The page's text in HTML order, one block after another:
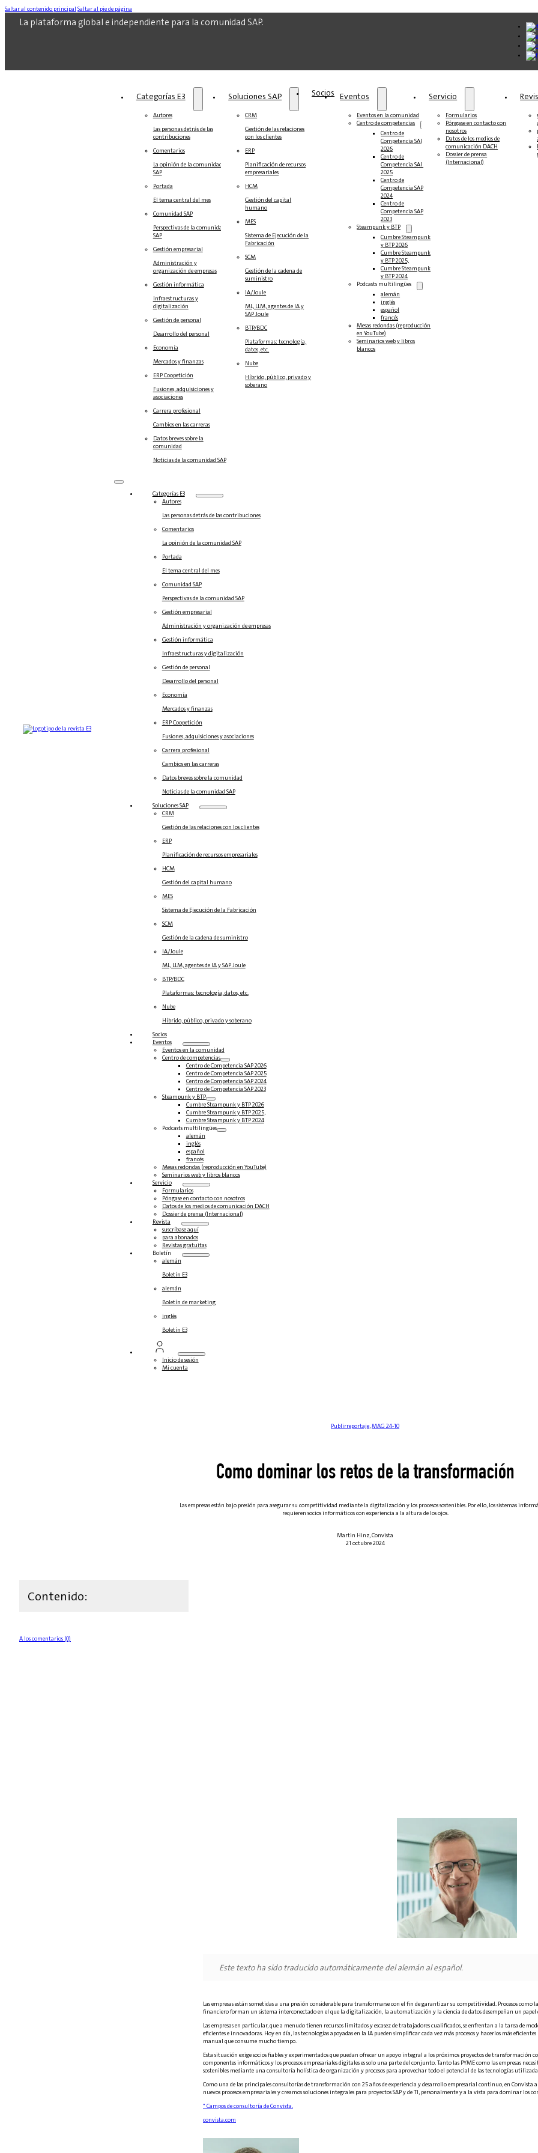
Saltar al contenido principal Saltar al pie de página
La plataforma global e independiente para la comunidad SAP.
Categorías E3
Autores
Las personas detrás de las
contribuciones
Comentarios
La opinión de la comunidad
SAP
Portada
El tema central del mes
Comunidad SAP
Perspectivas de la comunidad
SAP
Gestión empresarial
Administración y
organización de empresas
Gestión informática
Infraestructuras y
digitalización
Gestión de personal
Desarrollo del personal
Economía
Mercados y finanzas
ERP Coopetición
Fusiones, adquisiciones y
asociaciones
Carrera profesional
Cambios en las carreras
Datos breves sobre la
comunidad
Noticias de la comunidad SAP
Soluciones‎‎ SAP
CRM
Gestión de las relaciones
con los clientes
ERP
Planificación de recursos
empresariales
HCM
Gestión del capital
humano
MES
Sistema de Ejecución de la
Fabricación
SCM
Gestión de la cadena de
suministro
IA/Joule
ML, LLM, agentes de IA y
SAP Joule
BTP/BDC
Plataformas: tecnología,
datos, etc.
Nube
Híbrido, público, privado y
soberano
Socios Eventos
Eventos en la comunidad
Centro de competencias
Centro de
Competencia SAP
2026
Centro de
Competencia SAP
2025
Centro de
Competencia SAP
2024
Centro de
Competencia SAP
2023
Steampunk y BTP
Cumbre Steampunk
y BTP 2026
Cumbre Steampunk
y BTP 2025,
Cumbre Steampunk
y BTP 2024
Podcasts multilingües
alemán
inglés
español
francés
Mesas redondas (reproducción
en YouTube)
Seminarios web y libros
blancos
Servicio
Formularios
Póngase en contacto con
nosotros
Datos de los medios de
comunicación DACH
Dossier de prensa
(Internacional)
Categorías E3
Autores
Las personas detrás de las contribuciones
Comentarios
La opinión de la comunidad SAP
Portada
El tema central del mes
Comunidad SAP
Perspectivas de la comunidad SAP
Gestión empresarial
Administración y organización de empresas
Gestión informática
Infraestructuras y digitalización
Gestión de personal
Desarrollo del personal
Economía
Mercados y finanzas
ERP Coopetición
Fusiones, adquisiciones y asociaciones
Carrera profesional
Cambios en las carreras
Datos breves sobre la comunidad
Noticias de la comunidad SAP
Soluciones‎‎ SAP
CRM
Gestión de las relaciones con los clientes
ERP
Planificación de recursos empresariales
HCM
Gestión del capital humano
MES
Sistema de Ejecución de la Fabricación
SCM
Gestión de la cadena de suministro
IA/Joule
ML, LLM, agentes de IA y SAP Joule
BTP/BDC
Plataformas: tecnología, datos, etc.
Nube
Híbrido, público, privado y soberano
Socios
Eventos
Eventos en la comunidad
Centro de competencias
Centro de Competencia SAP 2026
Centro de Competencia SAP 2025
Centro de Competencia SAP 2024
Centro de Competencia SAP 2023
Steampunk y BTP
Cumbre Steampunk y BTP 2026
Cumbre Steampunk y BTP 2025,
Cumbre Steampunk y BTP 2024
Podcasts multilingües
alemán
inglés
español
francés
Mesas redondas (reproducción en YouTube)
Seminarios web y libros blancos
Servicio
Formularios
Póngase en contacto con nosotros
Datos de los medios de comunicación DACH
Dossier de prensa (Internacional)
Revista
suscríbase aquí
para abonados
Revistas gratuitas
Boletín
alemán
Boletín E3
alemán
Boletín de marketing
inglés
Boletín E3
Inicio de sesión
Mi cuenta
Publirreportaje,MAG 24-10
Como dominar los retos de la transformación
Las empresas están bajo presión para asegurar su competitividad mediante la digitalización y los procesos sostenibles. Por ello, los sistemas
requieren socios informáticos con experiencia a la altura de los ojos.
Martin Hinz, Convista
21 octubre 2024
Contenido:
A los comentarios (0)
Este texto ha sido traducido automáticamente del alemán al español.
Las empresas están sometidas a una presión considerable para transformarse con el fin de garantizar su competitividad. Procesos como
financiero forman un sistema interconectado en el que la digitalización, la automatización y la ciencia de datos desempeñan un papel
Las empresas en particular, que a menudo tienen recursos limitados y escasez de trabajadores cualificados, se enfrentan a la tarea de
eficientes e innovadoras. Hoy en día, las tecnologías apoyadas en la IA pueden simplificar cada vez más procesos y hacerlos más
manual que consume mucho tiempo.
Esta situación exige socios fiables y experimentados que puedan ofrecer un apoyo integral a los próximos proyectos de transformación
componentes informáticos y los procesos empresariales digitales es solo una parte del conjunto. Tanto las PYME como las empresas
sostenibles mediante una consultoría holística de organización y procesos para aprovechar todo el potencial de las tecnologías
Como una de las principales consultorías de transformación con 25 años de experiencia y desarrollo empresarial continuo, en Convista
nuevos procesos empresariales y creamos soluciones integrales para proyectos SAP y de TI, personalmente y a la vista para dominar los
" Campos de consultoría de Convista.
convista.com